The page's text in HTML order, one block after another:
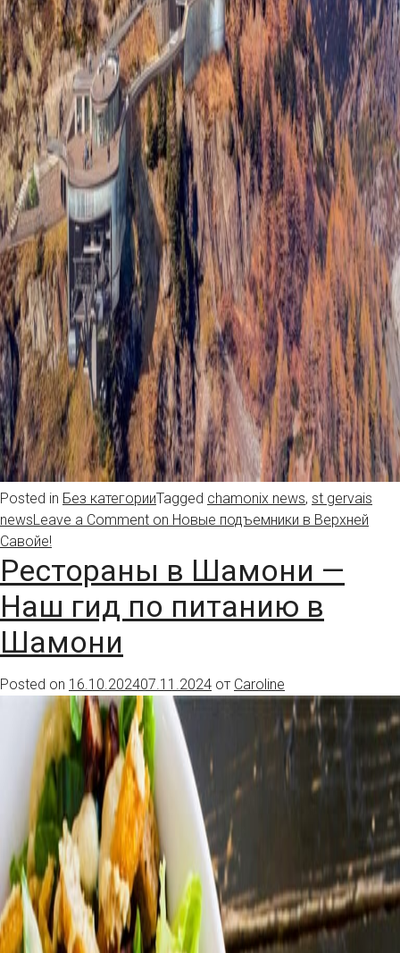
Posted in Без категорииTagged chamonix news, st gervais
newsLeave a Comment on Новые подъемники в Верхней
Савойе!
Рестораны в Шамони —
Наш гид по питанию в
Шамони
Posted on 16.10.202407.11.2024 от Caroline